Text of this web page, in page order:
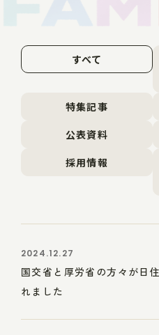
すべて
特集記事
公表資料
採用情報
2024.12.27
国交省と厚労省の方々が日
れました